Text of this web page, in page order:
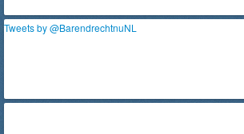
Tweets by @BarendrechtnuNL